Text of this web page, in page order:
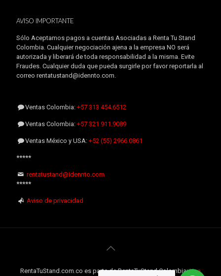
AVISO IMPORTANTE
Sólo Aceptamos pagos a cuentas Asociadas a Renta Tu Stand
Colombia. Cualquier negociación ajena a la empresa NO será
autorizada y liberará de toda responsabilidad a la misma. Evite
Fraudes. Cualquier duda que pueda surgirle por favor reportarla al
correo rentatustand@idennto.com.
Ventas Colombia:+57 313 454.6512
Ventas Colombia:+57 321 911.9089
Ventas México y USA:+52 (55) 2966.0861
*****
rentatustand@idennto.com
*****
Aviso de privacidad
RentaTuStand.com.co es parte de RentaTuStand Colombia:Una